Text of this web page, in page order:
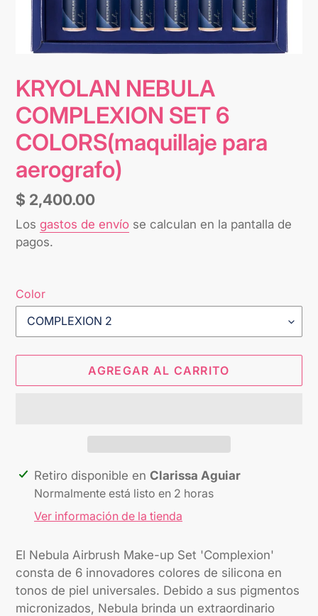
KRYOLAN NEBULA
COMPLEXION SET 6
COLORS(maquillaje para
aerografo)
Precio
habitual
$ 2,400.00
Los gastos de envío se calculan en la pantalla de
pagos.
Color
AGREGAR AL CARRITO
Agregando
producto
carrito
Retiro disponible en Clarissa Aguiar
Normalmente está listo en 2 horas
Ver información de la tienda
El Nebula Airbrush Make-up Set 'Complexion'
consta de 6 innovadores colores de silicona en
tonos de piel universales. Debido a sus pigmentos
micronizados, Nebula brinda un extraordinario